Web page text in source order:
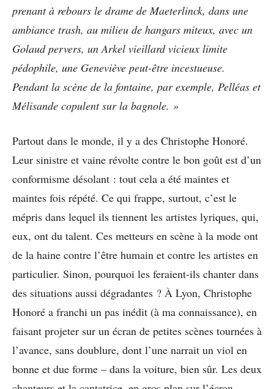
prenant à rebours le drame de Maeterlinck, dans une
ambiance trash, au milieu de hangars miteux, avec un
Golaud pervers, un Arkel vieillard vicieux limite
pédophile, une Geneviève peut-être incestueuse.
Pendant la scène de la fontaine, par exemple, Pelléas et
Mélisande copulent sur la bagnole. »
Partout dans le monde, il y a des Christophe Honoré.
Leur sinistre et vaine révolte contre le bon goût est d’un
conformisme désolant : tout cela a été maintes et
maintes fois répété. Ce qui frappe, surtout, c’est le
mépris dans lequel ils tiennent les artistes lyriques, qui,
eux, ont du talent. Ces metteurs en scène à la mode ont
de la haine contre l’être humain et contre les artistes en
particulier. Sinon, pourquoi les feraient-ils chanter dans
des situations aussi dégradantes ? À Lyon, Christophe
Honoré a franchi un pas inédit (à ma connaissance), en
faisant projeter sur un écran de petites scènes tournées à
l’avance, sans doublure, dont l’une narrait un viol en
bonne et due forme – dans la voiture, bien sûr. Les deux